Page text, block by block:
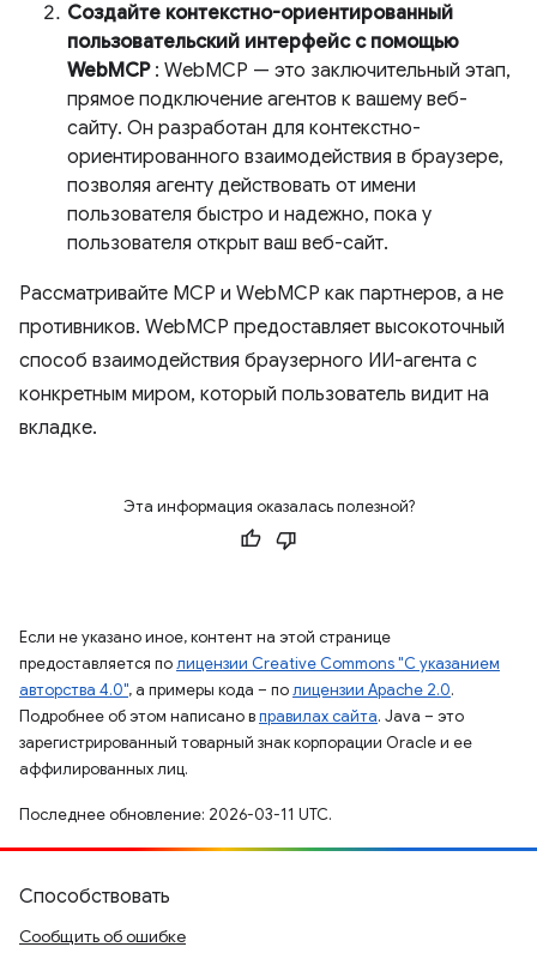
Создайте контекстно-ориентированный
пользовательский интерфейс с помощью
WebMCP: WebMCP — это заключительный этап,
прямое подключение агентов к вашему веб-
сайту. Он разработан для контекстно-
ориентированного взаимодействия в браузере,
позволяя агенту действовать от имени
пользователя быстро и надежно, пока у
пользователя открыт ваш веб-сайт.
Рассматривайте MCP и WebMCP как партнеров, а не
противников. WebMCP предоставляет высокоточный
способ взаимодействия браузерного ИИ-агента с
конкретным миром, который пользователь видит на
вкладке.
Эта информация оказалась полезной?
Если не указано иное, контент на этой странице
предоставляется полицензии Creative Commons "С указанием
авторства 4.0", а примеры кода – полицензии Apache 2.0.
Подробнее об этом написано вправилах сайта. Java – это
зарегистрированный товарный знак корпорации Oracle и ее
аффилированных лиц.
Последнее обновление: 2026-03-11 UTC.
Способствовать
Сообщить об ошибке